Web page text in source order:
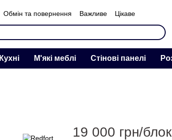
Обмін та повернення Важливе
Цікаве
Кухні М'які меблі Стінові панелі
19 000 грн/блок